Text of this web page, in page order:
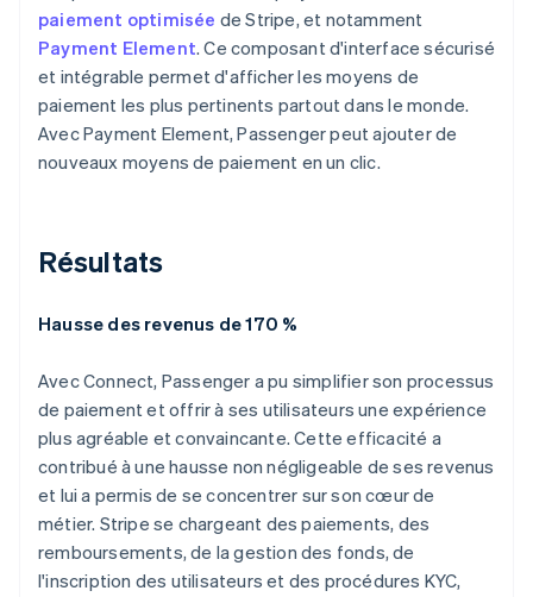
paiement optimisée de Stripe, et notamment
Payment Element. Ce composant d'interface sécurisé
et intégrable permet d'afficher les moyens de
paiement les plus pertinents partout dans le monde.
Avec Payment Element, Passenger peut ajouter de
nouveaux moyens de paiement en un clic.
Résultats
Hausse des revenus de 170 %
Avec Connect, Passenger a pu simplifier son processus
de paiement et offrir à ses utilisateurs une expérience
plus agréable et convaincante. Cette efficacité a
contribué à une hausse non négligeable de ses revenus
et lui a permis de se concentrer sur son cœur de
métier. Stripe se chargeant des paiements, des
remboursements, de la gestion des fonds, de
l'inscription des utilisateurs et des procédures KYC,